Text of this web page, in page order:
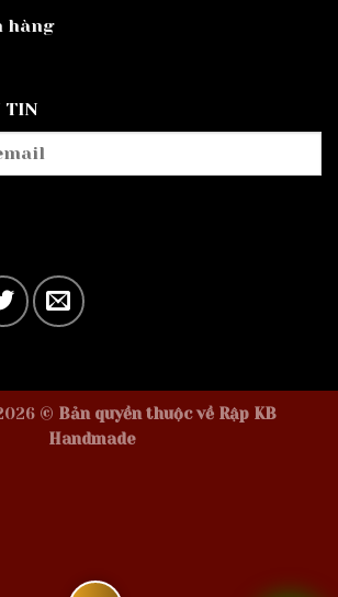
hàng
TIN
© Bản quyền thuộc về Rập KB
Handmade